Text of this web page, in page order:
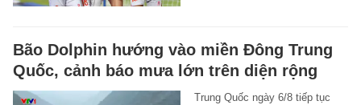
Bão Dolphin hướng vào miền Đông Trung
Quốc, cảnh báo mưa lớn trên diện rộng
Trung Quốc ngày 6/8 tiếp tục